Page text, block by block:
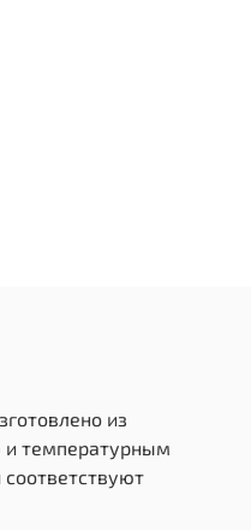
из
и температурным